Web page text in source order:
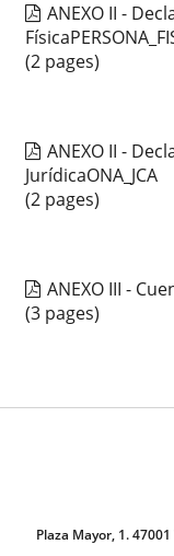
ANEXO II -
(2 pages)
ANEXO II -
JurídicaONA_JCA
(2 pages)
ANEXO III -
(3 pages)
Plaza Mayor, 1.